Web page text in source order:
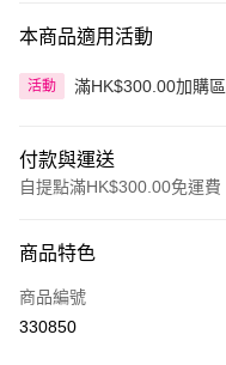
本商品適用活動
活動 滿HK$300.00加購區
付款與運送
自提點滿HK$300.00免運費
信用卡
Apple Pay
商品特色
商品編號
330850